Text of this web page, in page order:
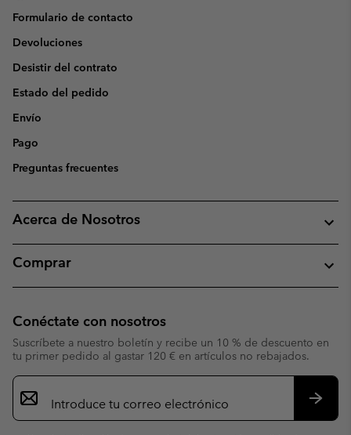
Formulario de contacto
Devoluciones
Desistir del contrato
Estado del pedido
Envío
Pago
Preguntas frecuentes
Acerca de Nosotros
Comprar
Conéctate con nosotros
Suscríbete a nuestro boletín y recibe un 10 % de descuento en
tu primer pedido al gastar 120 € en artículos no rebajados.
Suscripción
de
correo